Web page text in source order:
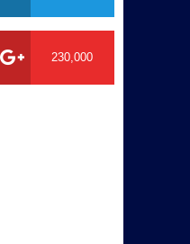
230,000